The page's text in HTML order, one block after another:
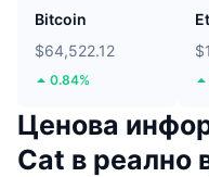
Bitcoin
$64,522.12
0.84%
Ценова
Cat в реално